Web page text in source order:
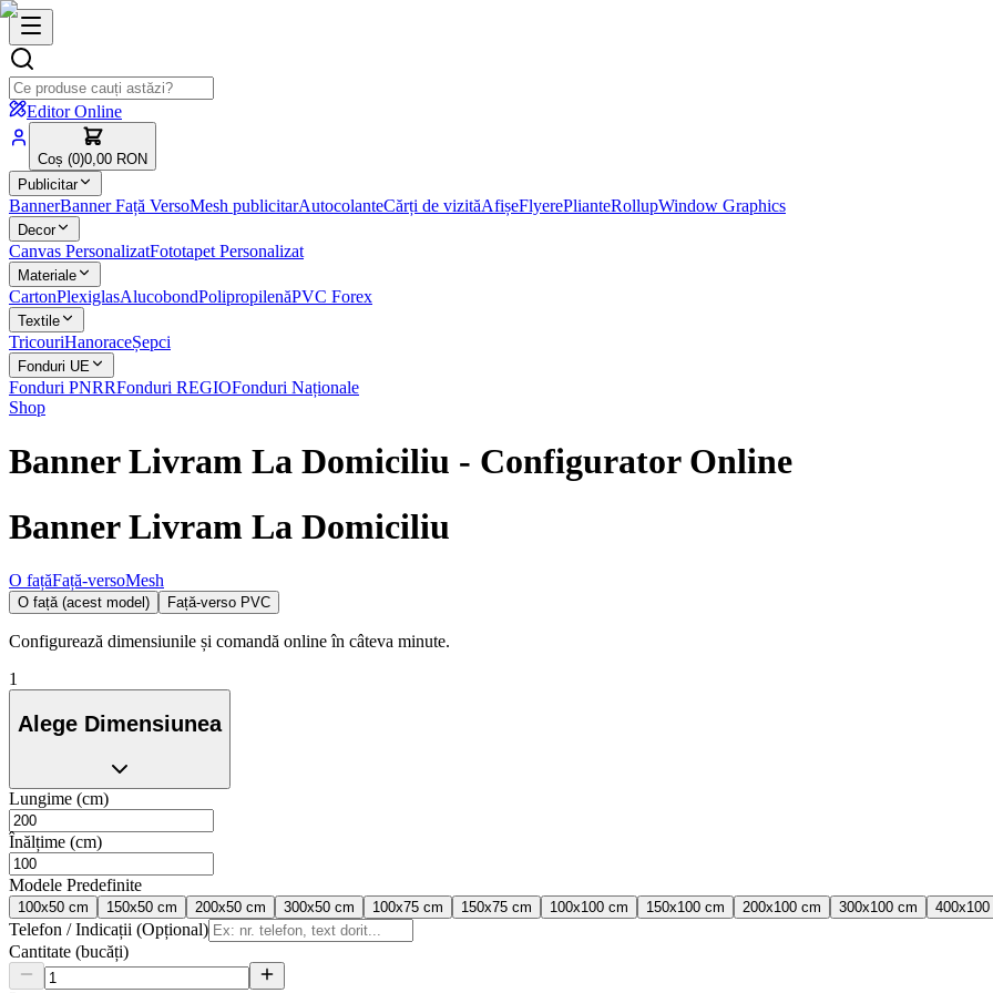
Editor Online
Coș (0)0,00 RON
Publicitar
BannerBanner Față VersoMesh publicitarAutocolanteCărți de vizităAfișeFlyerePlianteRollupWindow Graphics
Decor
Canvas PersonalizatFototapet Personalizat
Materiale
CartonPlexiglasAlucobondPolipropilenăPVC Forex
Textile
TricouriHanoraceȘepci
Fonduri UE
Fonduri PNRRFonduri REGIOFonduri Naționale
Shop
Banner Livram La Domiciliu - Configurator Online
Banner Livram La Domiciliu
O fațăFață-versoMesh
O față (acest model) Față-verso PVC
Configurează dimensiunile și comandă online în câteva minute.
1
Alege Dimensiunea
Lungime (cm)
Înălțime (cm)
Modele Predefinite
100x50 cm 150x50 cm 200x50 cm 300x50 cm 100x75 cm 150x75 cm 100x100 cm 150x100 cm 200x100 cm 300x100 cm 400x100
Telefon / Indicații (Opțional)
Cantitate (bucăți)